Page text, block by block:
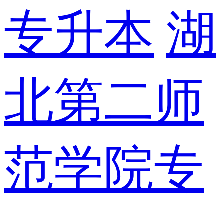
专升本 湖
北第二师
范学院专